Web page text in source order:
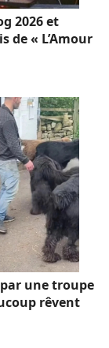
2026 et
de « L’Amour
une troupe
rêvent